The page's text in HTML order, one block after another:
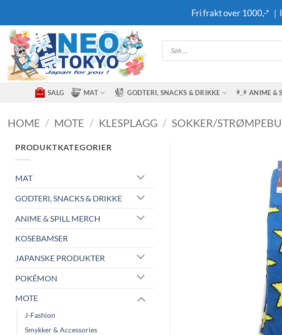
content
Fri frakt over 1000,-*
Products
search
SALG MAT GODTERI, SNACKS & DRIKKE ANIME &
HOME / MOTE / KLESPLAGG / SOKKER/
PRODUKTKATEGORIER
MAT
GODTERI, SNACKS & DRIKKE
ANIME & SPILL MERCH
KOSEBAMSER
JAPANSKE PRODUKTER
POKÉMON
MOTE
J-Fashion
Smykker & Accessories